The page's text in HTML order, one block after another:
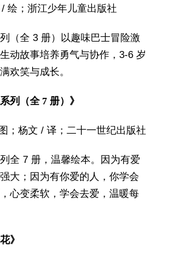
绘；浙江少年儿童出版社
列（全 3 册）以趣味巴士冒险激
动故事培养勇气与协作，3-6 岁
欢笑与成长。
列（全 7 册）》
；杨文 / 译；二十一世纪出版社
全 7 册，温馨绘本。因为有爱
大；因为有你爱的人，你学会
心变柔软，学会去爱，温暖每
》